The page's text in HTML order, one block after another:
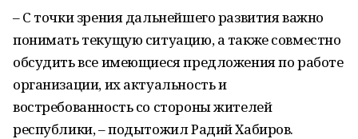
– С точки зрения дальнейшего развития важно
понимать текущую ситуацию, а также совместно
обсудить все имеющиеся предложения по работе
организации, их актуальность и
востребованность со стороны жителей
республики, – подытожил Радий Хабиров.